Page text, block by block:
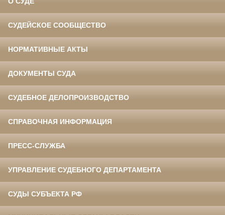
СУДЕЙСКОЕ СООБЩЕСТВО
НОРМАТИВНЫЕ АКТЫ
ДОКУМЕНТЫ СУДА
СУДЕБНОЕ ДЕЛОПРОИЗВОДСТВО
СПРАВОЧНАЯ ИНФОРМАЦИЯ
ПРЕСС-СЛУЖБА
УПРАВЛЕНИЕ СУДЕБНОГО ДЕПАРТАМЕНТА
СУДЫ СУБЪЕКТА РФ